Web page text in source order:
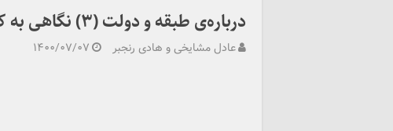
درباره‌ی طبقه و دولت (۳) نگاهی به کتاب بورژوا در میانه‌ی تاریخ و ادبیات
عادل مشایخی و هادی رنجبر ۱۴۰۰/۰۷/۰۷